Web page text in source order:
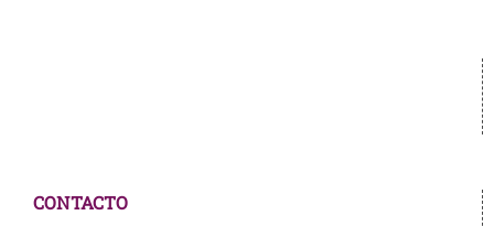
CONTACTO